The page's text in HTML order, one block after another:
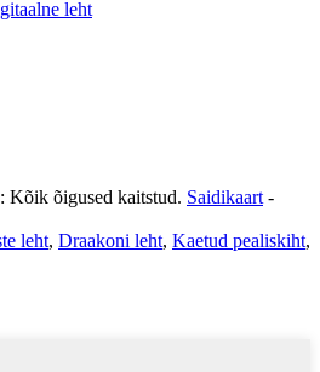
leht
õigused kaitstud. Saidikaart -
leht, Draakoni leht, Kaetud pealiskiht,